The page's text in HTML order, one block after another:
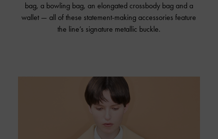
bag, a bowling bag, an elongated crossbody bag and a
wallet — all of these statement-making accessories feature
the line’s signature metallic buckle.